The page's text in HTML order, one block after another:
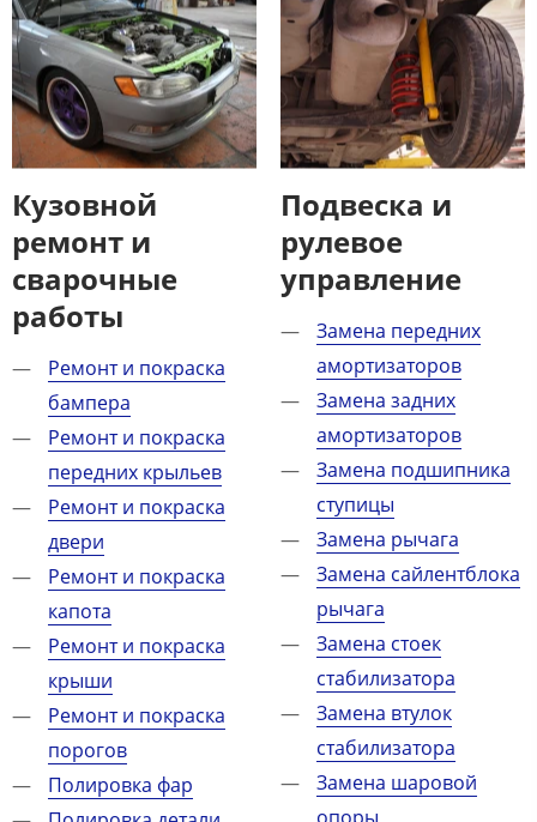
Кузовной
ремонт и
сварочные
работы​
Ремонт и покраска
бампера
Ремонт и покраска
передних крыльев
Ремонт и покраска
двери
Ремонт и покраска
капота
Ремонт и покраска
крыши
Ремонт и покраска
порогов
Полировка фар
Подвеска и
рулевое
управление​
Замена передних
амортизаторов
Замена задних
амортизаторов
Замена подшипника
ступицы
Замена рычага
Замена сайлентблока
рычага
Замена стоек
стабилизатора
Замена втулок
стабилизатора
Замена шаровой
опоры